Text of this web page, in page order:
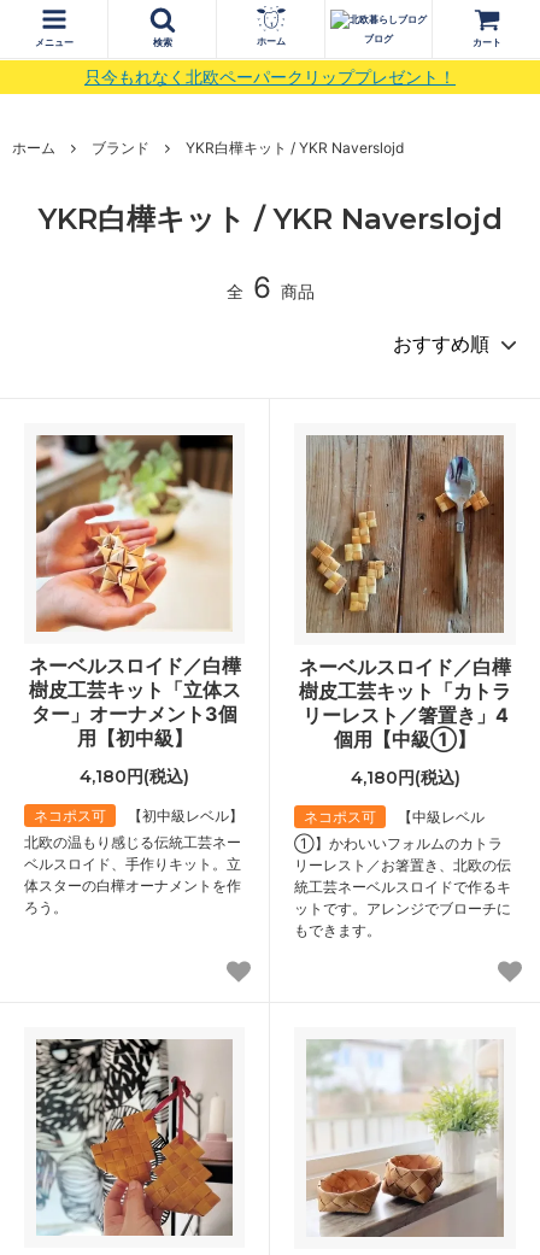
只今もれなく北欧ペーパークリッププレゼント！
メニュー 検索 ホーム ブログ カート
ホーム ブランド YKR白樺キット / YKR Naverslojd
YKR白樺キット / YKR Naverslojd
全 6 商品
ネーベルスロイド／白樺
樹皮工芸キット「立体ス
ター」オーナメント3個
用【初中級】
4,180円(税込)
ネコポス可
【初中級レベル】
北欧の温もり感じる伝統工芸ネー
ベルスロイド、手作りキット。立
体スターの白樺オーナメントを作
ろう。
ネーベルスロイド／白樺
樹皮工芸キット「カトラ
リーレスト／箸置き」4
個用【中級①】
4,180円(税込)
ネコポス可
【中級レベル
①】かわいいフォルムのカトラ
リーレスト／お箸置き、北欧の伝
統工芸ネーベルスロイドで作るキ
ットです。アレンジでブローチに
もできます。